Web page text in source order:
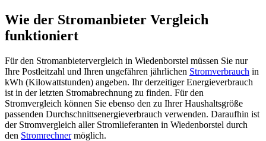
Wie der Stromanbieter Vergleich
funktioniert
Für den Stromanbietervergleich in Wiedenborstel müssen Sie nur
Ihre Postleitzahl und Ihren ungefähren jährlichen Stromverbrauch in
kWh (Kilowattstunden) angeben. Ihr derzeitiger Energieverbrauch
ist in der letzten Stromabrechnung zu finden. Für den
Stromvergleich können Sie ebenso den zu Ihrer Haushaltsgröße
passenden Durchschnittsenergieverbrauch verwenden. Daraufhin ist
der Stromvergleich aller Stromlieferanten in Wiedenborstel durch
den Stromrechnermöglich.